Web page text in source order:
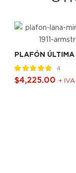
PLAFÓN ÚLTIMA
Valorado 5.00
sobre 5 basado
1
4
$4,225.00 + IVA